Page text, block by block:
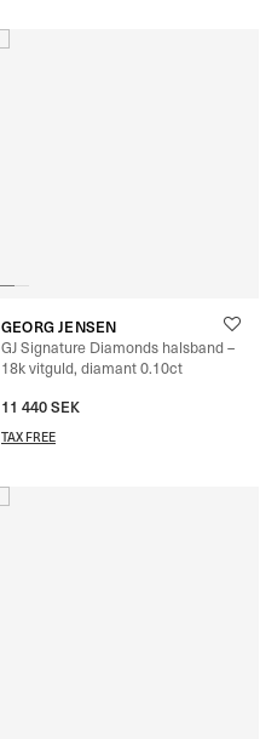
GEORG JENSEN
GJ Signature Diamonds halsband –
18k vitguld, diamant 0.10ct
11 440SEK
TAX FREE